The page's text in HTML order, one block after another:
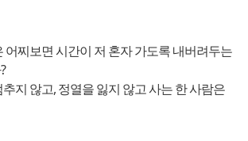
어찌보면 시간이 저 혼자 가도록 내버려두는
지 않고, 정열을 잃지 않고 사는 한 사람은